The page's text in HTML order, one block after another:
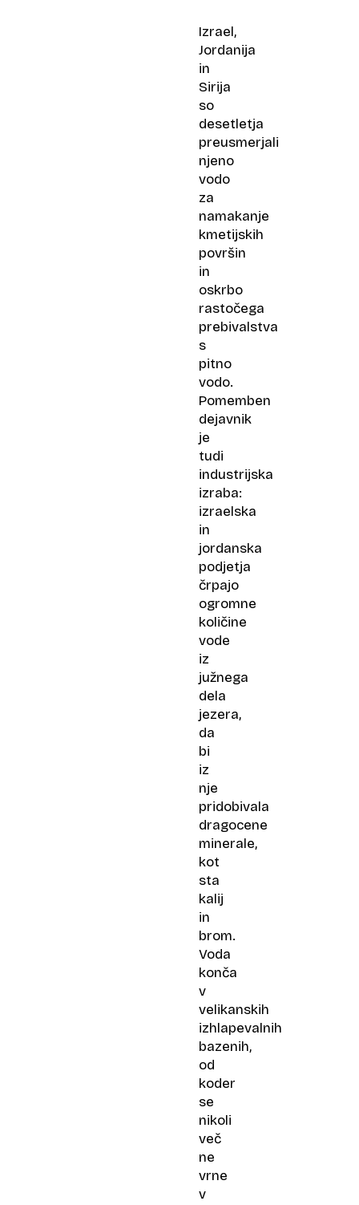
Izrael,
Jordanija
in
Sirija
so
desetletja
preusmerjali
njeno
vodo
za
namakanje
kmetijskih
površin
in
oskrbo
rastočega
prebivalstva
s
pitno
vodo.
Pomemben
dejavnik
je
tudi
industrijska
izraba:
izraelska
in
jordanska
podjetja
črpajo
ogromne
količine
vode
iz
južnega
dela
jezera,
da
bi
iz
nje
pridobivala
dragocene
minerale,
kot
sta
kalij
in
brom.
Voda
konča
v
velikanskih
izhlapevalnih
bazenih,
od
koder
se
nikoli
več
ne
vrne
v